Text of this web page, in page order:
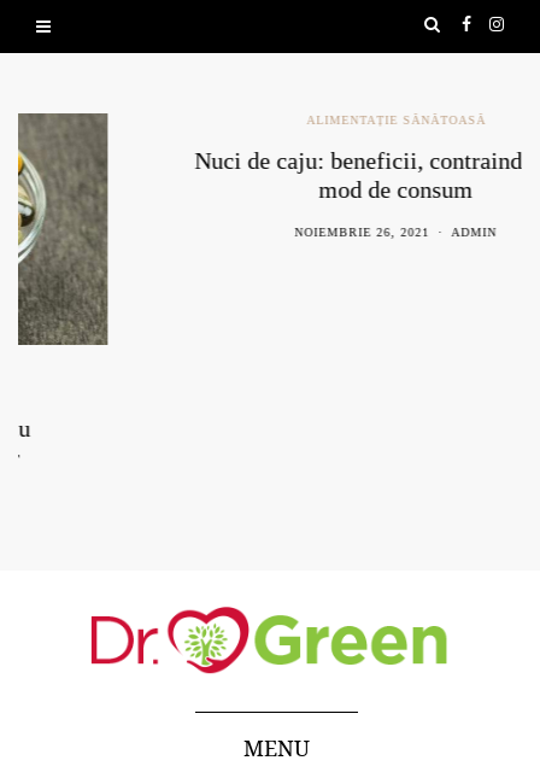
ALIMENTAȚIE SĂNĂTOASĂ
Nuci de caju: beneficii, contraindicații și
mod de consum
NOIEMBRIE 26, 2021 ADMIN
MENU